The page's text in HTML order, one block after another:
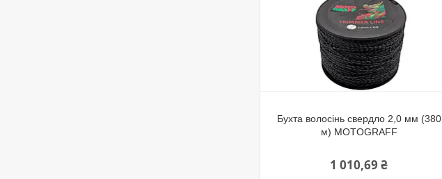
Бухта волосінь свердло 2,0 мм (380
м) MOTOGRAFF
1 010,69 ₴